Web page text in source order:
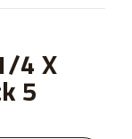
4 X
5